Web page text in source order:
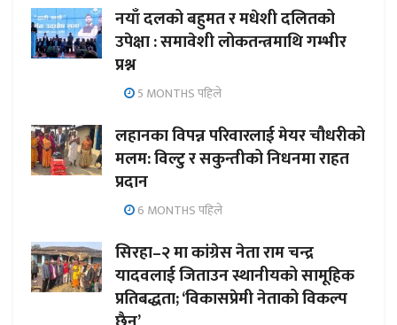
नयाँ दलको बहुमत र मधेशी दलितको
उपेक्षा : समावेशी लोकतन्त्रमाथि गम्भीर
प्रश्न
5 MONTHS पहिले
लहानका विपन्न परिवारलाई मेयर चौधरीको
मलम: विल्टु र सकुन्तीको निधनमा राहत
प्रदान
6 MONTHS पहिले
सिरहा–२ मा कांग्रेस नेता राम चन्द्र
यादवलाई जिताउन स्थानीयको सामूहिक
प्रतिबद्धता; ‘विकासप्रेमी नेताको विकल्प